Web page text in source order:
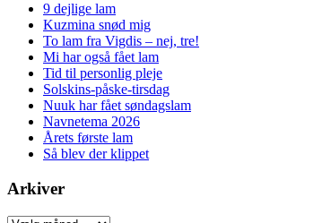
9 dejlige lam
Kuzmina snød mig
To lam fra Vigdis – nej, tre!
Mi har også fået lam
Tid til personlig pleje
Solskins-påske-tirsdag
Nuuk har fået søndagslam
Navnetema 2026
Årets første lam
Så blev der klippet
Arkiver